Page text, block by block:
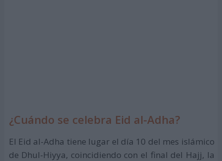
¿Cuándo se celebra Eid al-Adha?
El Eid al-Adha tiene lugar el día 10 del mes islámico
de Dhul-Hiyya, coincidiendo con el final del Hajj, la